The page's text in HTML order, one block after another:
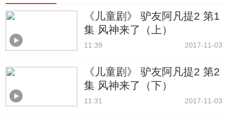
《儿童剧》 驴友阿凡提2 第1
集 风神来了（上）
11:39 2017-11-03
《儿童剧》 驴友阿凡提2 第2
集 风神来了（下）
11:31 2017-11-03